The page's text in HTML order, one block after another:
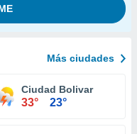
Más ciudades
Ciudad Bolivar
33° 23°